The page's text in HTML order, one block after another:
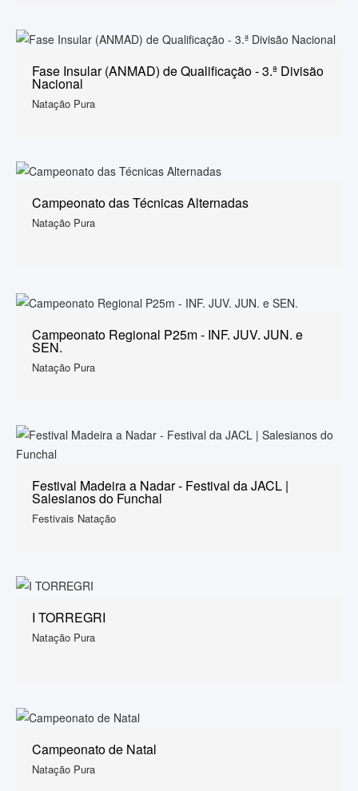
Fase Insular (ANMAD) de Qualificação - 3.ª Divisão
Nacional
Natação Pura
Campeonato das Técnicas Alternadas
Natação Pura
Campeonato Regional P25m - INF. JUV. JUN. e
SEN.
Natação Pura
Festival Madeira a Nadar - Festival da JACL |
Salesianos do Funchal
Festivais Natação
I TORREGRI
Natação Pura
Campeonato de Natal
Natação Pura